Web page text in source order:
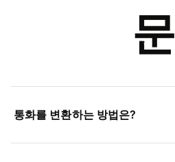
문
통화를 변환하는 방법은?